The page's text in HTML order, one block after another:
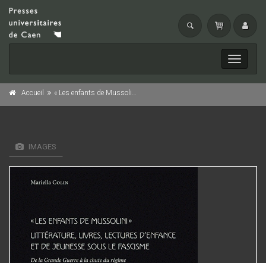
Toggle
Accueil « Les enfants de Mussolini ». Littérature, livres, lectures d'enfance et de jeunesse sous le fascisme.
IMAGES